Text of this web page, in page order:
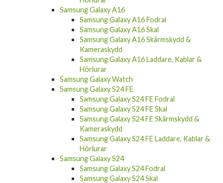
Samsung Galaxy A16
Samsung Galaxy A16 Fodral
Samsung Galaxy A16 Skal
Samsung Galaxy A16 Skärmskydd &
Kameraskydd
Samsung Galaxy A16 Laddare, Kablar &
Hörlurar
Samsung Galaxy Watch
Samsung Galaxy S24 FE
Samsung Galaxy S24 FE Fodral
Samsung Galaxy S24 FE Skal
Samsung Galaxy S24 FE Skärmskydd &
Kameraskydd
Samsung Galaxy S24 FE Laddare, Kablar &
Hörlurar
Samsung Galaxy S24
Samsung Galaxy S24 Fodral
Samsung Galaxy S24 Skal